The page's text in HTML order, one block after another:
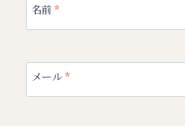
名前*
メール*